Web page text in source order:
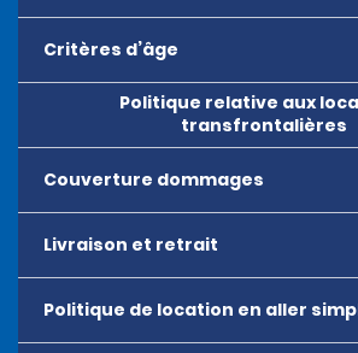
Les réservations en dehors des
sont pas possibles.
Critères d’âge
L’âge minimum pour louer
fixé à 18 ans. Il n’y a pas de limite
louer un véhicule.
Politique relative aux
transfrontalières
Couverture dommages
Livraison et retrait
Politique de location en aller